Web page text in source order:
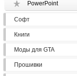
PowerPoint
Софт
Книги
Моды для GTA
Прошивки